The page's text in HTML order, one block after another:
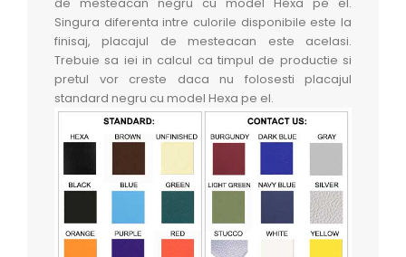
Singura diferenta intre culorile disponibile este la
finisaj, placajul de mesteacan este acelasi.
Trebuie sa iei in calcul ca timpul de productie si
pretul vor creste daca nu folosesti placajul
standard negru cu model Hexa pe el.